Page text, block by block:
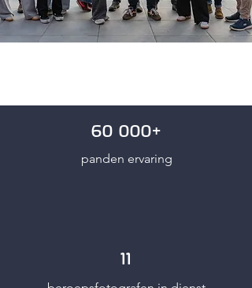
60 000+
panden ervaring
11